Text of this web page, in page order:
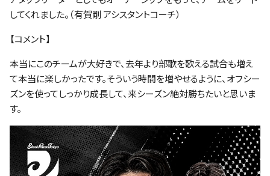
してくれました。（有賀剛 アシスタントコーチ）
【コメント】
本当にこのチームが大好きで、去年より部歌を歌える試合も増え
て本当に楽しかったです。そういう時間を増やせるように、オフシー
ズンを使ってしっかり成長して、来シーズン絶対勝ちたいと思いま
す。